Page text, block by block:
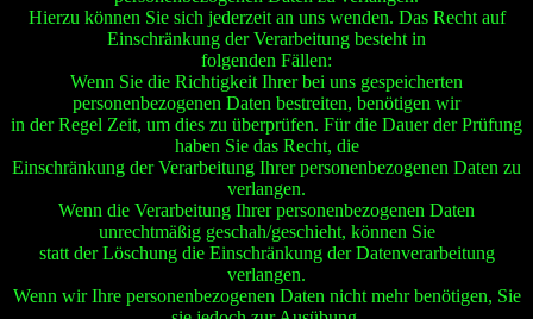
Hierzu können Sie sich jederzeit an uns wenden. Das Recht auf
Einschränkung der Verarbeitung besteht in
folgenden Fällen:
Wenn Sie die Richtigkeit Ihrer bei uns gespeicherten
personenbezogenen Daten bestreiten, benötigen wir
in der Regel Zeit, um dies zu überprüfen. Für die Dauer der Prüfung
haben Sie das Recht, die
Einschränkung der Verarbeitung Ihrer personenbezogenen Daten zu
verlangen.
Wenn die Verarbeitung Ihrer personenbezogenen Daten
unrechtmäßig geschah/geschieht, können Sie
statt der Löschung die Einschränkung der Datenverarbeitung
verlangen.
Wenn wir Ihre personenbezogenen Daten nicht mehr benötigen, Sie